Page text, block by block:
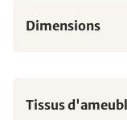
Dimensions
Tissus